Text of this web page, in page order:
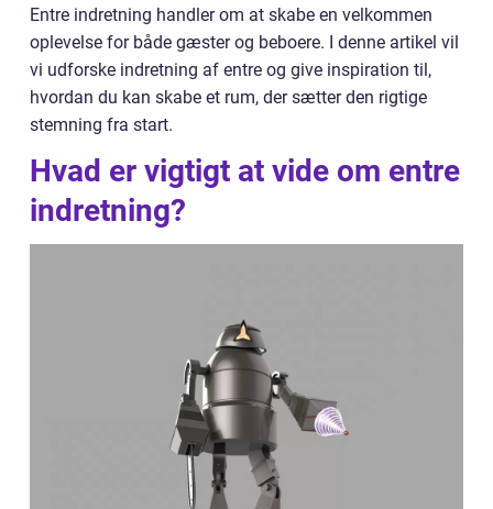
Entre indretning handler om at skabe en velkommen
oplevelse for både gæster og beboere. I denne artikel vil
vi udforske indretning af entre og give inspiration til,
hvordan du kan skabe et rum, der sætter den rigtige
stemning fra start.
Hvad er vigtigt at vide om entre
indretning?